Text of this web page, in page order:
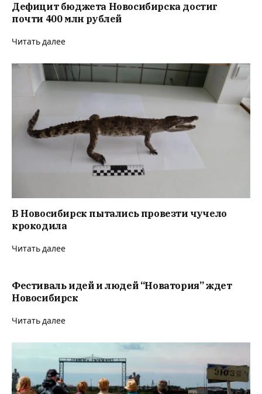
Дефицит бюджета Новосибирска достиг
почти 400 млн рублей
Читать далее
В Новосибирск пытались провезти чучело
крокодила
Читать далее
Фестиваль идей и людей “Новатория” ждет
Новосибирск
Читать далее